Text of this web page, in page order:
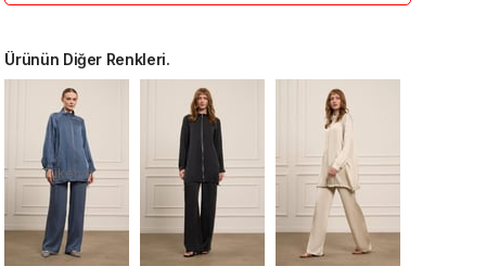
Ürünün Diğer Renkleri.
Tükendi